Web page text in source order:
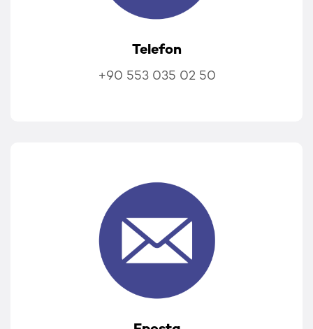
Telefon
+90 553 035 02 50